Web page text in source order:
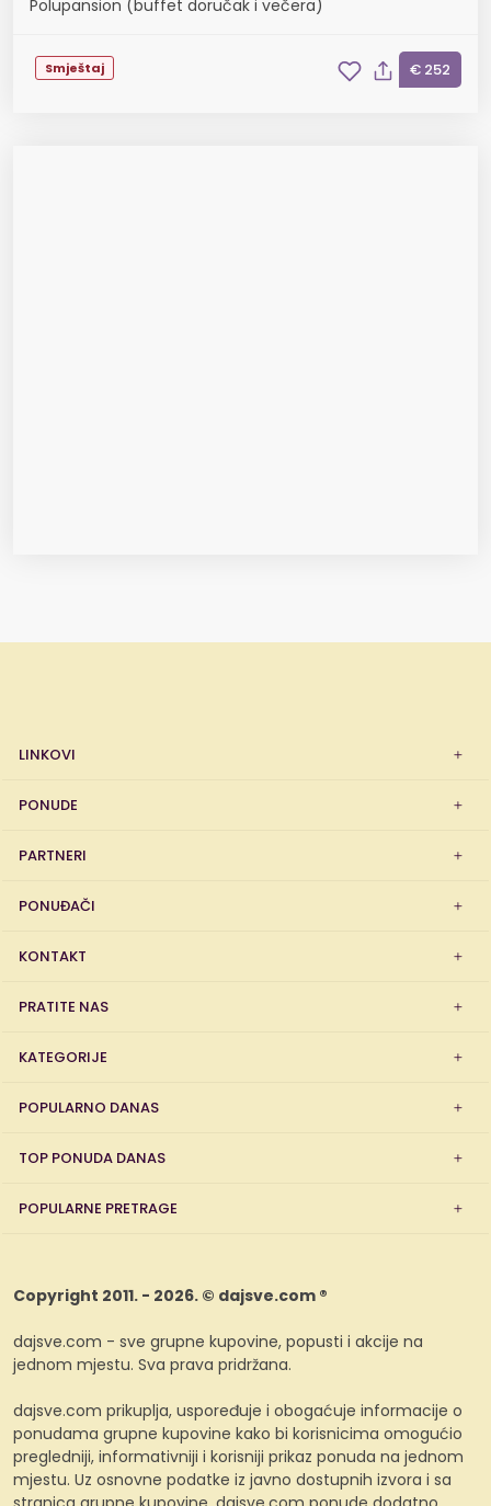
Polupansion (buffet doručak i večera)
Smještaj € 252
LINKOVI
PONUDE
PARTNERI
PONUĐAČI
KONTAKT
PRATITE NAS
KATEGORIJE
POPULARNO DANAS
TOP PONUDA DANAS
POPULARNE PRETRAGE
Copyright 2011. - 2026. © dajsve.com ®
dajsve.com - sve grupne kupovine, popusti i akcije na
jednom mjestu. Sva prava pridržana.
dajsve.com prikuplja, uspoređuje i obogaćuje informacije o
ponudama grupne kupovine kako bi korisnicima omogućio
pregledniji, informativniji i korisniji prikaz ponuda na jednom
mjestu. Uz osnovne podatke iz javno dostupnih izvora i sa